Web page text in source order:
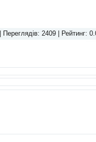
Переглядів: 2409 | Рейтинг: